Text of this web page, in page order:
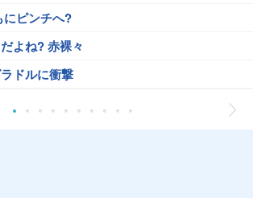
ピンチへ?
よね? 赤裸々
ドルに衝撃